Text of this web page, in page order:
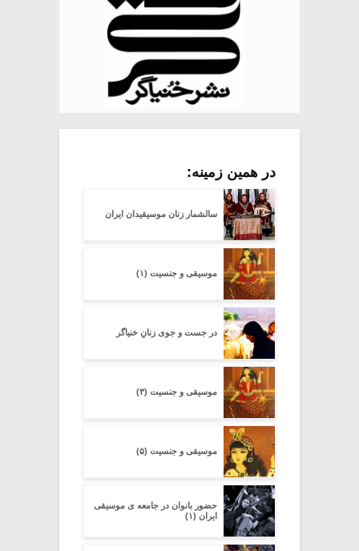
در همین زمینه:
سالشمار زنان موسیقیدان ایران
موسیقی و جنسیت (۱)
در جست و جوی زنانِ خنیاگر
موسیقی و جنسیت (۳)
موسیقی و جنسیت (۵)
حضور بانوان در جامعه ی موسیقی
ایران (۱)